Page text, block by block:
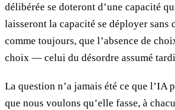
délibérée se doteront d’une capacité
laisseront la capacité se déployer sans
comme toujours, que l’absence de
choix — celui du désordre assumé
La question n’a jamais été ce que l’IA
que nous voulons qu’elle fasse, à